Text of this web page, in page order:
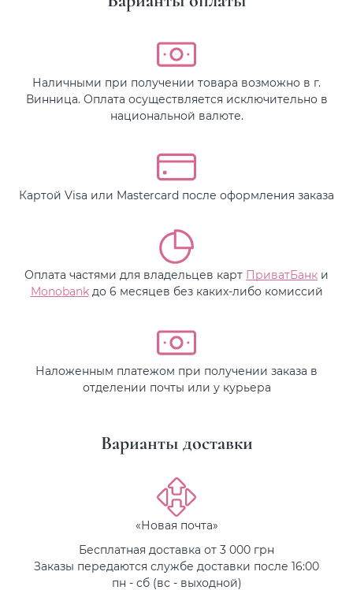
Наличными при получении товара возможно в г.
Винница. Оплата осуществляется исключительно в
национальной валюте.
Картой Visa или Mastercard после оформления заказа
Оплата частями для владельцев карт ПриватБанк и
Monobankдо 6 месяцев без каких-либо комиссий
Наложенным платежом при получении заказа в
отделении почты или у курьера
Варианты доставки
«Новая почта»
Бесплатная доставка от 3 000 грн
Заказы передаются службе доставки после 16:00
пн - сб (вс - выходной)